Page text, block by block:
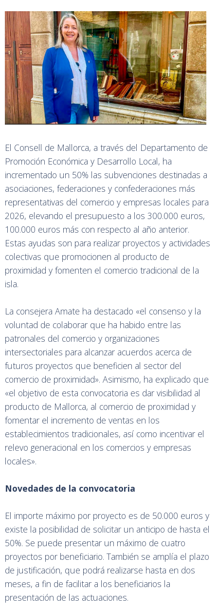
El Consell de Mallorca, a través del Departamento de
Promoción Económica y Desarrollo Local, ha
incrementado un 50% las subvenciones destinadas a
asociaciones, federaciones y confederaciones más
representativas del comercio y empresas locales para
2026, elevando el presupuesto a los 300.000 euros,
100.000 euros más con respecto al año anterior.
Estas ayudas son para realizar proyectos y actividades
colectivas que promocionen al producto de
proximidad y fomenten el comercio tradicional de la
isla.
La consejera Amate ha destacado «el consenso y la
voluntad de colaborar que ha habido entre las
patronales del comercio y organizaciones
intersectoriales para alcanzar acuerdos acerca de
futuros proyectos que beneficien al sector del
comercio de proximidad». Asimismo, ha explicado que
«el objetivo de esta convocatoria es dar visibilidad al
producto de Mallorca, al comercio de proximidad y
fomentar el incremento de ventas en los
establecimientos tradicionales, así como incentivar el
relevo generacional en los comercios y empresas
locales».
Novedades de la convocatoria
El importe máximo por proyecto es de 50.000 euros y
existe la posibilidad de solicitar un anticipo de hasta el
50%. Se puede presentar un máximo de cuatro
proyectos por beneficiario. También se amplía el plazo
de justificación, que podrá realizarse hasta en dos
meses, a fin de facilitar a los beneficiarios la
presentación de las actuaciones.